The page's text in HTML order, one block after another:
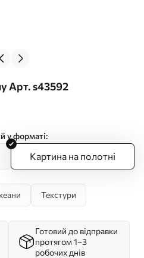
Арт. s43592
у форматі:
Картина на полотні
Текстури
Готовий до відправки
протягом 1–3
робочих днів